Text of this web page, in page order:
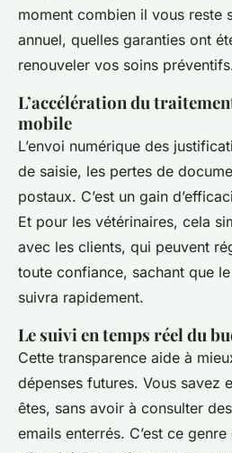
moment combien il vous reste
annuel, quelles garanties ont
renouveler vos soins
L’accélération du
mobile
L’envoi numérique des
de saisie, les pertes de
postaux. C’est un gain
Et pour les vétérinaires, cela
avec les clients, qui peuvent
toute confiance, sachant que
suivra rapidement.
Le suivi en temps réel du
Cette transparence aide à
dépenses futures. Vous savez
êtes, sans avoir à consulter
emails enterrés. C’est ce